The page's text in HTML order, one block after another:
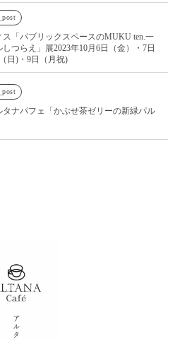
ス「パブリックスペースのMUKU ten.一
つらえ」展2023年10月6日（金）・7日
日)・9日（月祝)
タナパフェ「かぶせ茶ゼリーの新緑パル